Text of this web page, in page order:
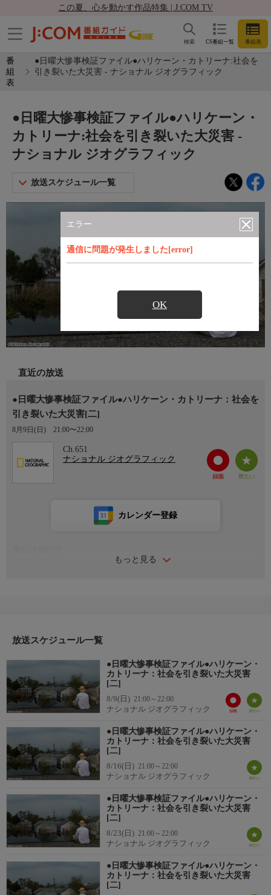
この夏、心を動かす作品特集 | J:COM TV
CS番組一覧 番組表
検索
番
組
表
●日曜大惨事検証ファイル●ハリケーン・カトリーナ:社会を
引き裂いた大災害 - ナショナル ジオグラフィック
エラー
通信に問題が発生しました[error]
OK
●日曜大惨事検証ファイル●ハリケーン・
カトリーナ:社会を引き裂いた大災害 -
ナショナル ジオグラフィック
放送スケジュール一覧
直近の放送
●日曜大惨事検証ファイル●ハリケーン・カトリーナ：社会を
引き裂いた大災害[二]
8月9日(日) 21:00〜22:00
Ch.651
ナショナル ジオグラフィック
もっと見る
カレンダー登録
▼エピソード内容
ン・カトリーナの影が迫る。カテゴリー５の勢力の直進コース上
に位置するこの街は、厳しい現実を突きつけられる。避難命令が
遅れたせいで、多くの人が街に閉じ込められ、猛威を振るう嵐に
備えざるを得なくなる。大災害に備え、どう立ち向かったのか。
放送スケジュール一覧
●日曜大惨事検証ファイル●ハリケーン・
カトリーナ：社会を引き裂いた大災害
[二]
8/9(日) 21:00～22:00
ナショナル ジオグラフィック
●日曜大惨事検証ファイル●ハリケーン・
カトリーナ：社会を引き裂いた大災害
[二]
8/16(日) 21:00～22:00
ナショナル ジオグラフィック
●日曜大惨事検証ファイル●ハリケーン・
カトリーナ：社会を引き裂いた大災害
[二]
8/23(日) 21:00～22:00
ナショナル ジオグラフィック
●日曜大惨事検証ファイル●ハリケーン・
カトリーナ：社会を引き裂いた大災害
[二]